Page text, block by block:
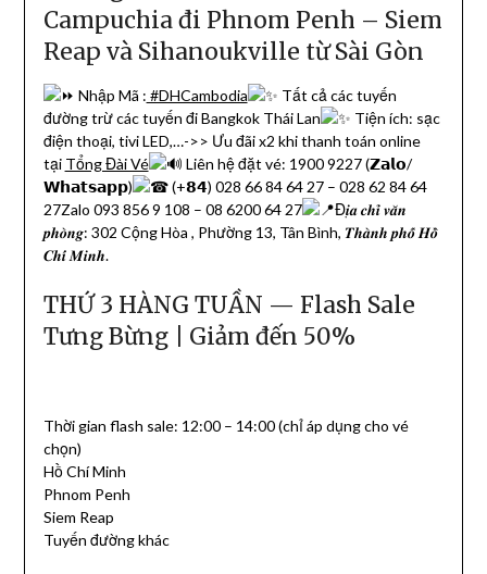
Campuchia đi Phnom Penh – Siem
Reap và Sihanoukville từ Sài Gòn
Nhập Mã : #DHCambodia
Tất cả các tuyến
đường trừ các tuyến đi Bangkok Thái Lan
Tiện ích: sạc
điện thoại, tivi LED,…->> Ưu đãi x2 khi thanh toán online
tại Tổng Đài Vé
Liên hệ đặt vé: 1900 9227 (𝗭𝗮𝗹𝗼/
𝗪𝗵𝗮𝘁𝘀𝗮𝗽𝗽)
(+𝟴𝟰) 028 66 84 64 27 – 028 62 84 64
27Zalo 093 856 9 108 – 08 6200 64 27
Đ𝒊̣𝒂 𝒄𝒉𝒊̉ 𝒗𝒂̆𝒏
𝒑𝒉𝒐̀𝒏𝒈: 302 Cộng Hòa , Phường 13, Tân Bình, 𝑻𝒉𝒂̀𝒏𝒉 𝒑𝒉𝒐̂́ 𝑯𝒐̂̀
𝑪𝒉𝒊́ 𝑴𝒊𝒏𝒉.
THỨ 3 HÀNG TUẦN — Flash Sale
Tưng Bừng | Giảm đến 50%
Thời gian flash sale: 12:00 – 14:00 (chỉ áp dụng cho vé
chọn)
Hồ Chí Minh
Phnom Penh
Siem Reap
Tuyến đường khác